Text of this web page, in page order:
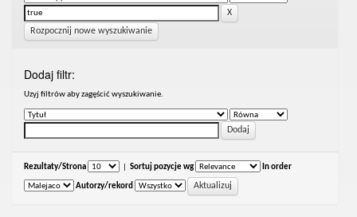
Rozpocznij nowe wyszukiwanie
Dodaj filtr:
Uzyj filtrów aby zagęścić wyszukiwanie.
Rezultaty/Strona Sortuj pozycje wg In order
Autorzy/rekord